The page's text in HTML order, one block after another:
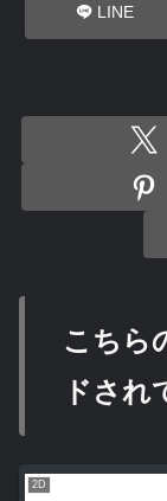
LINE
こちら
ドされ
2D